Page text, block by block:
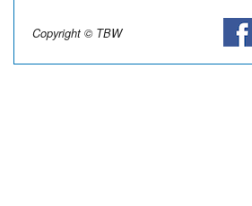
Copyright © TBW